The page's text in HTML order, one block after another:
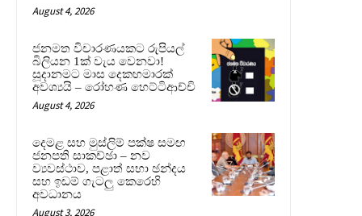
August 4, 2026
ජනමත විචාරණයකට රුපියල්
බිලියන 1ක් වැය වෙනවා!
සූදානමට මාස දෙකහමාරක්
අවශ්‍යයි – රෝහණ හෙට්ටිආච්චි
August 4, 2026
දෙමළ සහ මුස්ලිම් පක්ෂ සමඟ
ජනපති සාකච්ඡා – නව
ව්‍යවස්ථාව, පළාත් සභා ඡන්දය
සහ ඉඩම් ගැටලු කෙරෙහි
අවධානය
August 3, 2026